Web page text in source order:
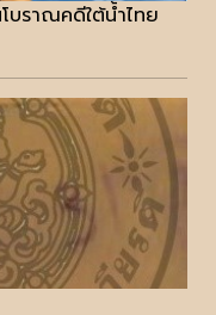
บราณคดีใต้น้ำไทย